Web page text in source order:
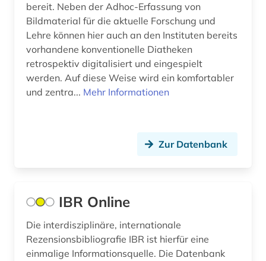
bereit. Neben der Adhoc-Erfassung von
Bildmaterial für die aktuelle Forschung und
Lehre können hier auch an den Instituten bereits
vorhandene konventionelle Diatheken
retrospektiv digitalisiert und eingespielt
werden. Auf diese Weise wird ein komfortabler
und zentra... Mehr Informationen
Zur Datenbank
IBR Online
Die interdisziplinäre, internationale
Rezensionsbibliografie IBR ist hierfür eine
einmalige Informationsquelle. Die Datenbank